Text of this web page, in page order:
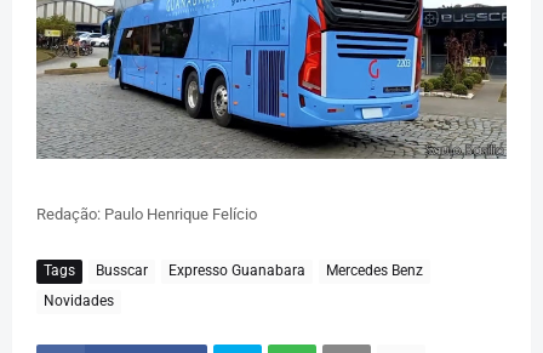
Redação: Paulo Henrique Felício
Tags Busscar Expresso Guanabara
Mercedes Benz
Novidades